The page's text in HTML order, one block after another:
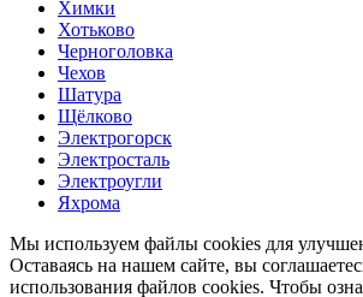
Химки
Хотьково
Черноголовка
Чехов
Шатура
Щёлково
Электрогорск
Электросталь
Электроугли
Яхрома
Мы используем файлы cookies для
Оставаясь на нашем сайте, вы
использования файлов cookies. Чтобы